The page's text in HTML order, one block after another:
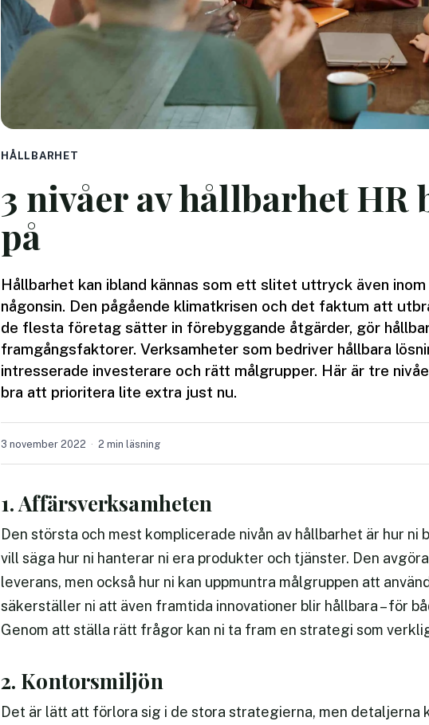
HÅLLBARHET
3 nivåer av hållbarhet HR
på
Hållbarhet kan ibland kännas som ett slitet uttryck även
någonsin. Den pågående klimatkrisen och det faktum att
de flesta företag sätter in förebyggande åtgärder, gör
framgångsfaktorer. Verksamheter som bedriver hållbara
intresserade investerare och rätt målgrupper. Här är tre
bra att prioritera lite extra just nu.
3 november 2022 2 min läsning
1. Affärsverksamheten
Den största och mest komplicerade nivån av hållbarhet är hur
vill säga hur ni hanterar ni era produkter och tjänster. Den
leverans, men också hur ni kan uppmuntra målgruppen att
säkerställer ni att även framtida innovationer blir hållbara – för
Genom att ställa rätt frågor kan ni ta fram en strategi som
2. Kontorsmiljön
Det är lätt att förlora sig i de stora strategierna, men detaljerna